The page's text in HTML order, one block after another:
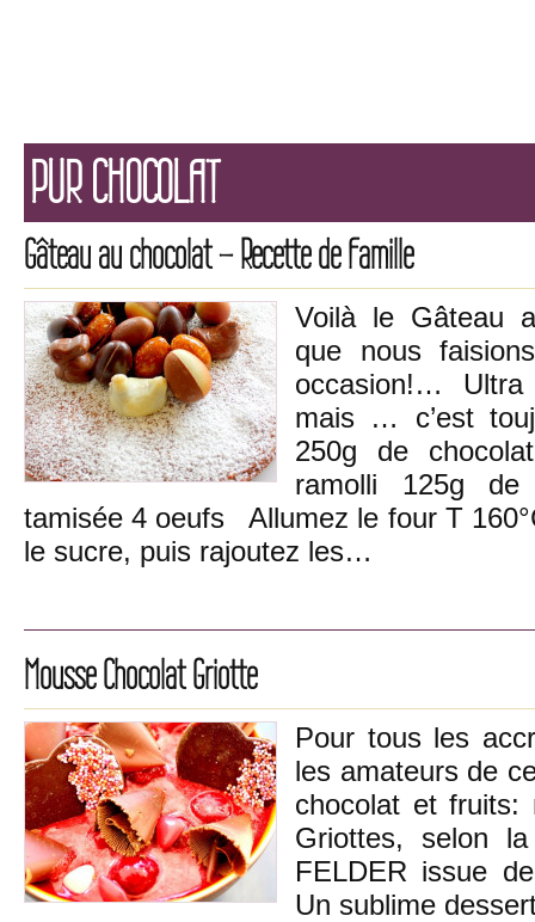
PUR CHOCOLAT
Gâteau au chocolat – Recette de Famille
Voilà le Gâteau
que nous
occasion!…
mais … c’est
250g de
ramolli 125g
tamisée 4 oeufs Allumez le four T
le sucre, puis rajoutez les…
Mousse Chocolat Griotte
Pour tous les
les amateurs de
chocolat et fruits:
Griottes, selon
FELDER issue
Un sublime